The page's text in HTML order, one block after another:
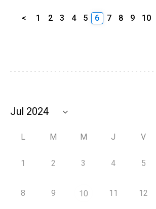
< 1 2 3 4 5 6 7 8 9 10
L M M J V
1 2 3 4 5
8 9 10 11 12